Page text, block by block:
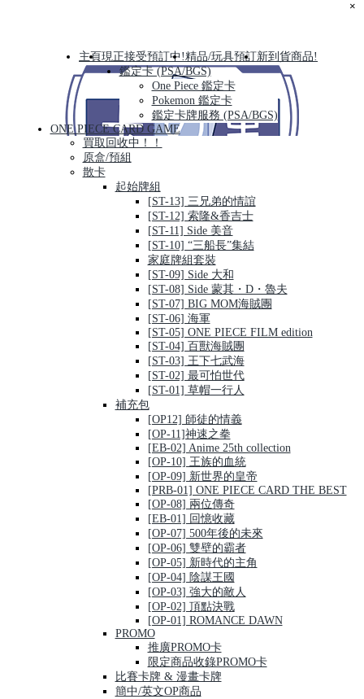
主頁現正接受預訂中!精品/玩具預訂新到貨商品!
鑑定卡 (PSA/BGS)
One Piece 鑑定卡
Pokemon 鑑定卡
鑑定卡牌服務 (PSA/BGS)
ONE PIECE CARD GAME
買取回收中！！
原盒/預組
散卡
起始牌組
[ST-13] 三兄弟的情誼
[ST-12] 索隆&香吉士
[ST-11] Side 美音
[ST-10] “三船長”集結
家庭牌組套裝
[ST-09] Side 大和
[ST-08] Side 蒙其・D・魯夫
[ST-07] BIG MOM海賊團
[ST-06] 海軍
[ST-05] ONE PIECE FILM edition
[ST-04] 百獸海賊團
[ST-03] 王下七武海
[ST-02] 最可怕世代
[ST-01] 草帽一行人
補充包
[OP12] 師徒的情義
[OP-11]神速之拳
[EB-02] Anime 25th collection
[OP-10] 王族的血統
[OP-09] 新世界的皇帝
[PRB-01] ONE PIECE CARD THE BEST
[OP-08] 兩位傳奇
[EB-01] 回憶收藏
[OP-07] 500年後的未來
[OP-06] 雙壁的霸者
[OP-05] 新時代的主角
[OP-04] 陰謀王國
[OP-03] 強大的敵人
[OP-02] 頂點決戰
[OP-01] ROMANCE DAWN
PROMO
推廣PROMO卡
限定商品收錄PROMO卡
比賽卡牌 & 漫畫卡牌
簡中/英文OP商品
×